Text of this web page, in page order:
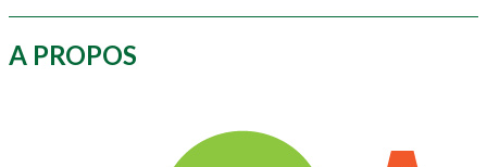
A PROPOS